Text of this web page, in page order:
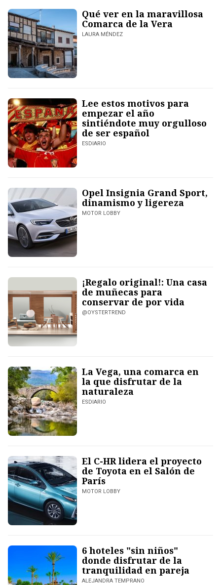
Qué ver en la maravillosa
Comarca de la Vera
LAURA MÉNDEZ
Lee estos motivos para
empezar el año
sintiéndote muy orgulloso
de ser español
ESDIARIO
Opel Insignia Grand Sport,
dinamismo y ligereza
MOTOR LOBBY
¡Regalo original!: Una casa
de muñecas para
conservar de por vida
@OYSTERTREND
La Vega, una comarca en
la que disfrutar de la
naturaleza
ESDIARIO
El C-HR lidera el proyecto
de Toyota en el Salón de
París
MOTOR LOBBY
6 hoteles "sin niños"
donde disfrutar de la
tranquilidad en pareja
ALEJANDRA TEMPRANO